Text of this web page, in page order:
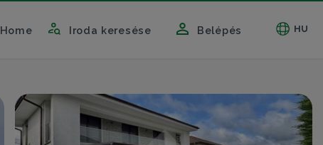
Home Iroda keresése Belépés HU